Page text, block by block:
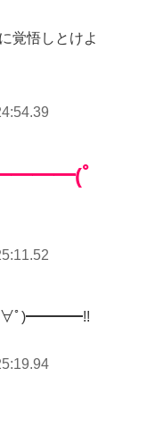
覚悟しとけよ
ﾟ
ﾟ∀ﾟ)━━━━!!